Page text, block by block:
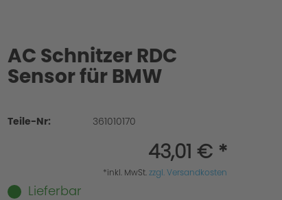
AC Schnitzer RDC
Sensor für BMW
Teile-Nr: 361010170
43,01 € *
*inkl. MwSt.zzgl. Versandkosten
Lieferbar